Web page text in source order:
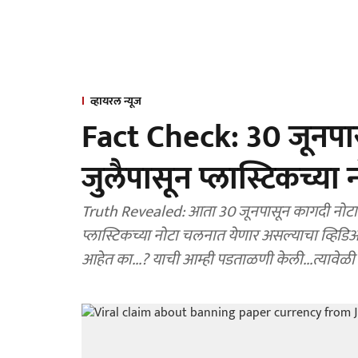
व्हायरल न्यूज
Fact Check: 30
जुलैपासून प्लास्टिकच्या
Truth Revealed: आता 30 जूनपासून कागदी
प्लास्टिकच्या नोटा चलनात येणार असल्याचा
आहेत का...? याची आम्ही पडताळणी